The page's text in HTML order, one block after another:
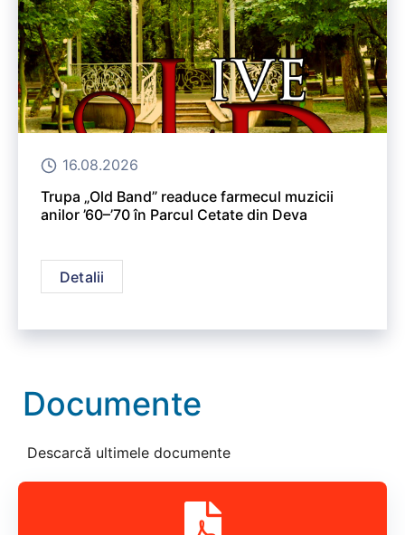
16.08.2026
Trupa „Old Band” readuce farmecul muzicii
anilor ’60–’70 în Parcul Cetate din Deva
Detalii
Documente
Descarcă ultimele documente